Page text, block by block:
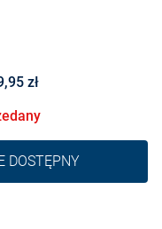
zł
DOSTĘPNY